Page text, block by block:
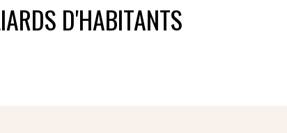
D'HABITANTS